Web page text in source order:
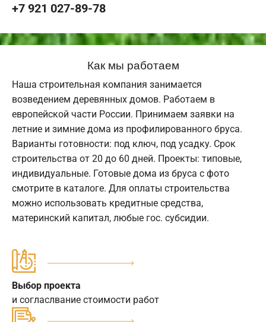
+7 921 027-89-78
Как мы работаем
Наша строительная компания занимается
возведением деревянных домов. Работаем в
европейской части России. Принимаем заявки на
летние и зимние дома из профилированного бруса.
Варианты готовности: под ключ, под усадку. Срок
строительства от 20 до 60 дней. Проекты: типовые,
индивидуальные. Готовые дома из бруса с фото
смотрите в каталоге. Для оплаты строительства
можно использовать кредитные средства,
материнский капитал, любые гос. субсидии.
Выбор проекта
и согласлвание стоимости работ